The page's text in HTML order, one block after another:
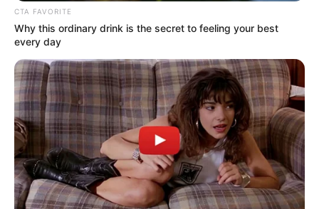
CTA FAVORITE
Why this ordinary drink is the secret to feeling your best
every day